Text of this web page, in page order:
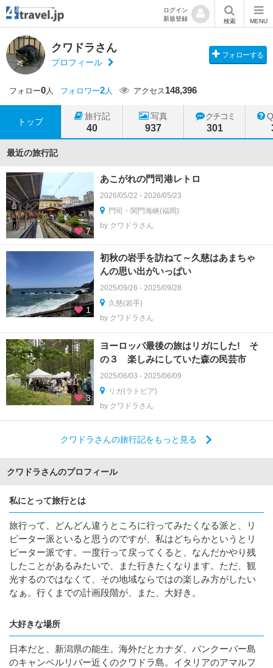
ログイン
新規登録
検索 MENU
クワドラさん
プロフィール
フォローする
フォロー0人 フォロワー2人 アクセス148,396
トップ
旅行記
40
写真
937
クチコミ
301
最近の旅行記
7
あこがれの門司港レトロ
2026/05/22 - 2026/05/23
門司・関門海峡(福岡)
by クワドラさん
1
初秋の岩手を訪ねて～久慈はあまちゃ
んの思い出がいっぱい
2025/09/26 - 2025/09/28
久慈(岩手)
by クワドラさん
3
ヨーロッパ最後の旅はリガにした! そ
の３ 楽しみにしていた森の民芸市
2025/06/03 - 2025/06/09
リガ(ラトビア)
by クワドラさん
クワドラさんの旅行記をもっと見る
クワドラさんのプロフィール
私にとって旅行とは
旅行って、どんどん違うところに行ってみたくなる派と、リ
ピーター派といると思うのですが、私はどちらかというとリ
ピーター派です。一度行って戻ってくると、なんだかやり残
したことがあるみたいで、また行きたくなります。ただ、観
光するのではなくて、その地域ならではの楽しみ方がしたい
なぁ。行くまでの計画段階が、また、大好き。
大好きな場所
日本だと、新潟県の能生。海外だとカナダ、バンクーバー島
のキャンベルリバー近くのクワドラ島。イタリアのアマルフ